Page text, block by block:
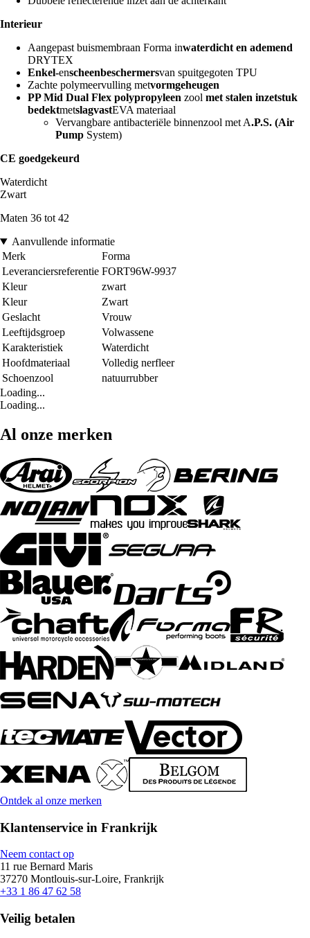
Interieur
Aangepast buismembraan Forma inwaterdicht en ademend
DRYTEX
Enkel-enscheenbeschermersvan spuitgegoten TPU
Zachte polymeervulling metvormgeheugen
PP Mid Dual Flex polypropyleen zool met stalen inzetstuk
bedektmetslagvastEVA materiaal
Vervangbare antibacteriële binnenzool met A.P.S. (Air
Pump System)
CE goedgekeurd
Waterdicht
Zwart
Maten 36 tot 42
Aanvullende informatie
Merk
Forma
Leveranciersreferentie FORT96W-9937
Kleur
zwart
Kleur
Zwart
Geslacht
Vrouw
Leeftijdsgroep
Volwassene
Karakteristiek
Waterdicht
Hoofdmateriaal
Volledig nerfleer
Schoenzool
natuurrubber
Loading...
Loading...
Al onze merken
Ontdek al onze merken
Klantenservice in Frankrijk
Neem contact op
11 rue Bernard Maris
37270 Montlouis-sur-Loire, Frankrijk
+33 1 86 47 62 58
Veilig betalen